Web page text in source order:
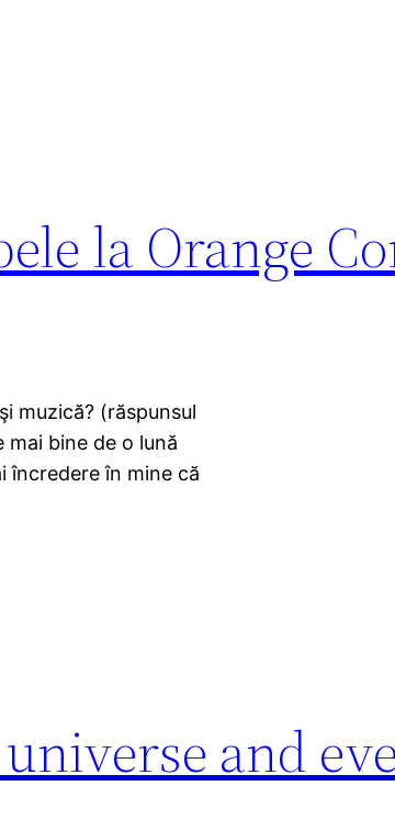
la Orange
muzică? (răspunsul
mai bine de o lună
încredere în mine că
and